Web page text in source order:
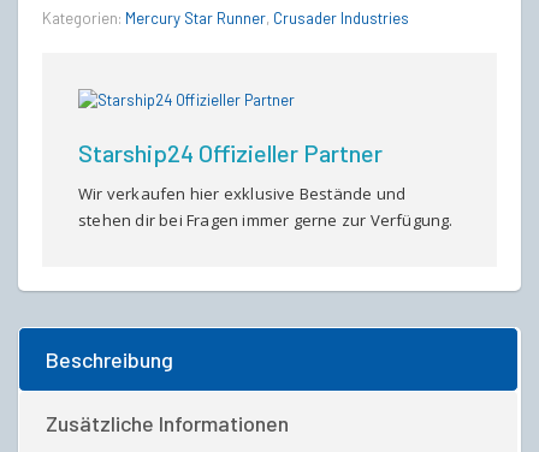
Kategorien: Mercury Star Runner, Crusader Industries
Starship24 Offizieller Partner
Wir verkaufen hier exklusive Bestände und
stehen dir bei Fragen immer gerne zur Verfügung.
Beschreibung
Zusätzliche Informationen